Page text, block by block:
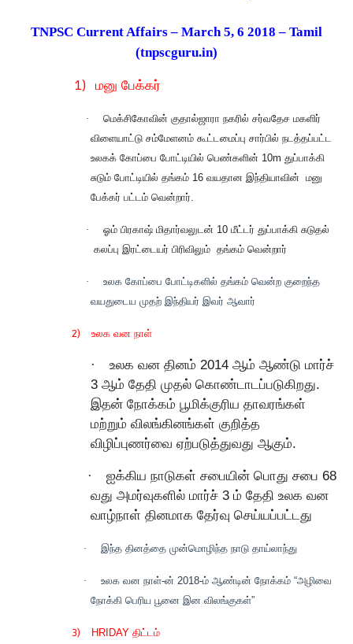
TNPSC Current Affairs – March5, 6 2018 – Tamil
(tnpscguru.in)
1) மனு பேக்கர்
·
மெக்சிகோவின் குதால்ஜாரா நகரில் சர்வதேச மகளிர்
விளையாட்டு சம்மேளனம் கூட்டமைப்பு சார்பில் நடத்தப்பட்ட
உலகக் கோப்பை போட்டியில் பெண்களின் 10m துப்பாக்கி
சுடும் போட்டியில் தங்கம் 16 வயதான இந்தியாவின் மனு
பேக்கர் பட்டம் வென்றார்.
·
ஓம் பிரகாஷ் மிதார்வலுடன் 10 மீட்டர் துப்பாக்கி சுடுதல்
கலப்பு இரட்டையர் பிரிவிலும் தங்கம் வென்றார்
·
உலக கோப்பை போட்டிகளில் தங்கம் வென்ற குறைந்த
வயதுடைய முதற் இந்தியர் இவர் ஆவார்
2) உலக வன நாள்
·
உலக வன தினம் 2014 ஆம் ஆண்டு மார்ச்
3 ஆம் தேதி முதல் கொண்டாடப்படுகிறது.
இதன் நோக்கம் பூமிக்குரிய தாவரங்கள்
மற்றும் விலங்கினங்கள் குறித்த
விழிப்புணர்வை ஏற்படுத்துவது ஆகும்.
·
ஐக்கிய நாடுகள் சபையின் பொது சபை 68
வது அமர்வுகளில் மார்ச் 3 ம் தேதி உலக வன
வாழ்நாள் தினமாக தேர்வு செய்யப்பட்டது
· இந்த தினத்தை முன்மொழிந்த நாடு தாய்லாந்து
·
உலக வன நாள்-ன் 2018-ம் ஆண்டின் நோக்கம் “அழிவை
நோக்கி பெரிய பூனை இன விலங்குகள்”
3) HRIDAY திட்டம்